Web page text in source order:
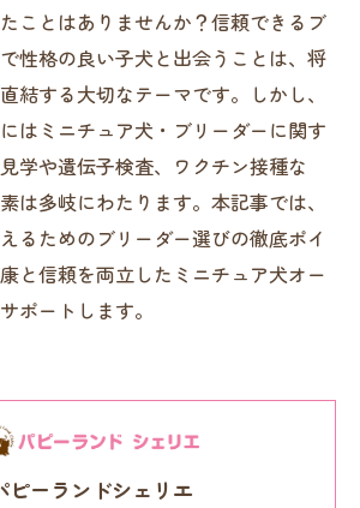
ことはありませんか？信頼できるブ
性格の良い子犬と出会うことは、将
結する大切なテーマです。しかし、
はミニチュア犬・ブリーダーに関す
学や遺伝子検査、ワクチン接種な
は多岐にわたります。本記事では、
るためのブリーダー選びの徹底ポイ
と信頼を両立したミニチュア犬オー
ポートします。
ピーランドシェリエ